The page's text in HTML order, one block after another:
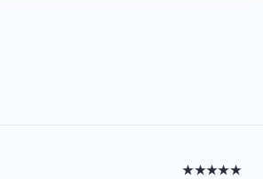
★★★★★